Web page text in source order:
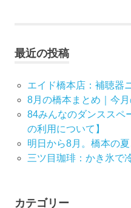
ゲ
ー
シ
ョ
ン
最近の投稿
エイド橋本店：補聴器
8月の橋本まとめ｜今
84みんなのダンススペ
の利用について】
明日から8月。橋本の夏
三ツ目珈琲：かき氷で
カテゴリー